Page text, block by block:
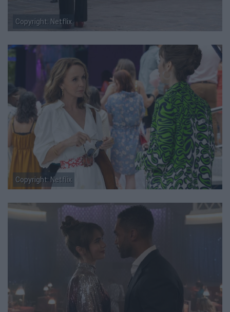
Copyright: Netflix
Copyright: Netflix